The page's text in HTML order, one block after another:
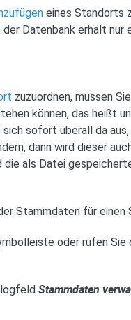
eines Standorts
Datenbank erhält nur
zuzuordnen, müssen
können, das heißt
sofort überall da
dann wird dieser
die als Datei
Stammdaten für einen
oder rufen Sie
Stammdaten